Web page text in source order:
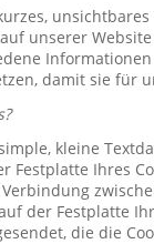
unserer
damit sie für
kleine
Festplatte Ihres
der Festplatte
die die